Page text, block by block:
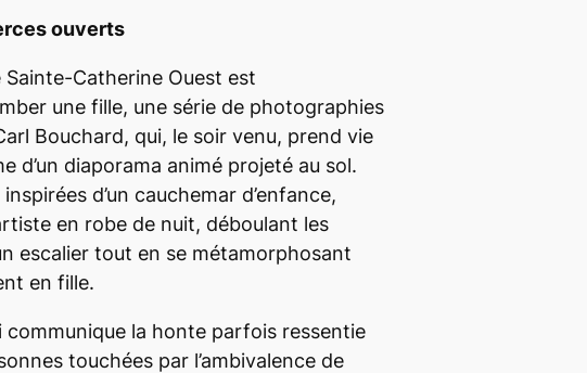
ouverts
Sainte-Catherine Ouest est
une fille, une série de photographies
Bouchard, qui, le soir venu, prend vie
d’un diaporama animé projeté au sol.
d’un cauchemar d’enfance,
en robe de nuit, déboulant les
escalier tout en se métamorphosant
en fille.
communique la honte parfois ressentie
touchées par l’ambivalence de